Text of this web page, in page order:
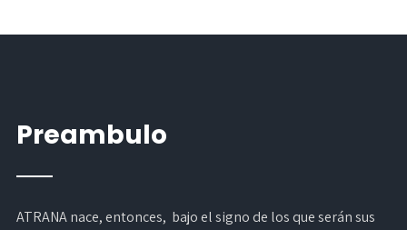
Preambulo
ATRANA nace, entonces, bajo el signo de los que serán sus